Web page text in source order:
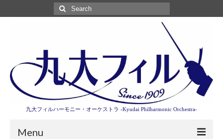
Search
for:
九大フィルハーモニー・オーケストラ -Kyudai Philharmonic Orchestra-
Menu